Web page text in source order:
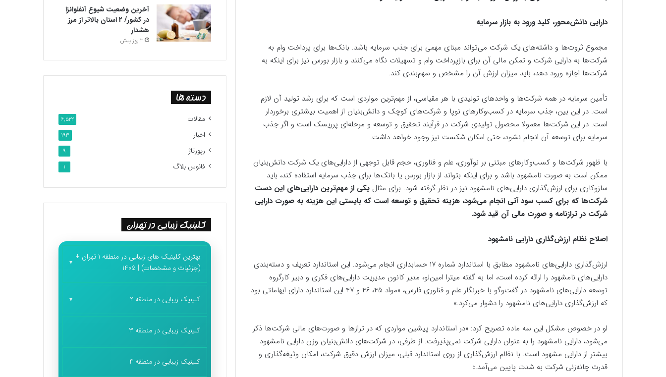
دارایی دانش‌محور، کلید ورود به بازار سرمایه
مجموع ثروت‌ها و داشته‌های یک شرکت می‌تواند مبنای مهمی برای جذب سرمایه باشد. بانک‌ها برای پرداخت وام به
شرکت‌ها به دارایی شرکت و تمکن مالی آن برای بازپرداخت وام و تسهیلات نگاه می‌کنند و بازار بورس نیز برای اینکه به
شرکت‌ها اجازه ورود دهد، باید میزان ارزش آن را مشخص و سهم‌بندی کند.
تأمین سرمایه در همه شرکت‌ها و واحدهای تولیدی با هر مقیاسی، از مهم‌ترین مواردی است که برای رشد تولید آن لازم
است. در این بین، جذب سرمایه در کسب‌وکارهای نوپا و شرکت‌های کوچک و دانش‌بنیان از اهمیت بیشتری برخوردار
است. در این شرکت‌ها معمولا محصول تولیدی شرکت در فرآیند تحقیق و توسعه و مرحله‌ای پرریسک است و اگر جذب
سرمایه برای توسعه آن انجام نشود، حتی امکان شکست نیز وجود خواهد داشت.
با ظهور شرکت‌ها و کسب‌وکارهای مبتنی بر نوآوری، علم و فناوری، حجم قابل توجهی از دارایی‌های یک شرکت دانش‌بنیان
ممکن است به صورت نامشهود باشد و برای اینکه بتواند از بازار بورس یا بانک‌ها برای جذب سرمایه استفاده کند، باید
سازوکاری برای ارزش‌گذاری دارایی‌های نامشهود نیز در نظر گرفته شود. برای مثال یکی از مهم‌ترین دارایی‌های این دست
شرکت‌ها که برای کسب سود آتی انجام می‌شود، هزینه تحقیق و توسعه است که بایستی این هزینه به صورت دارایی
شرکت در ترازنامه و صورت مالی آن قید شود.
اصلاح نظام ارزش‌گذاری دارایی نامشهود
ارزش‌گذاری دارایی‌های نامشهود مطابق با استاندارد شماره 17 حسابداری انجام می‌شود. این استاندارد تعریف و دسته‌بندی
دارایی‌های نامشهود را ارائه کرده است، اما به گفته میترا امین‌لو، مدیر کانون مدیریت دارایی‌های فکری و دبیر کارگروه
توسعه دارایی‌های نامشهود در گفت‌وگو با خبرنگار علم و فناوری فارس، «مواد 45، 46 و 47 این استاندارد دارای ابهاماتی بود
که ارزش‌گذاری دارایی‌های نامشهود را دشوار می‌کرد.»
او در خصوص مشکل این سه ماده تصریح کرد: «در استاندارد پیشین مواردی که در ترازها و صورت‌های مالی شرکت‌ها ذکر
می‌شود، دارایی نامشهود را به عنوان دارایی شرکت نمی‌پذیرفت. از طرفی، در شرکت‌های دانش‌بنیان وزن دارایی نامشهود
بیشتر از دارایی مشهود است. با نظام ارزش‌گذاری از روی استاندارد قبلی، میزان ارزش دقیق شرکت، امکان وثیغه‌گذاری و
قدرت چانه‌زنی شرکت به شدت پایین می‌آمد.»
آخرین وضعیت شیوع آنفلوانزا
در کشور/ ۲ استان بالاتر از مرز
هشدار
3 روز پیش
دسته ها
مقالات 6,522
اخبار 193
رپورتاژ 9
فانوس بلاگ 1
کلینیک زیبایی در تهران
بهترین کلینیک های زیبایی در منطقه 1 تهران +
(جزئیات و مشخصات) | 1405
کلینیک زیبایی در منطقه 2
کلینیک زیبایی در منطقه 3
کلینیک زیبایی در منطقه 4